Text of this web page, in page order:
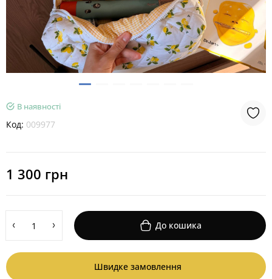
В наявності
Код: 009977
1 300 грн
До кошика
Швидке замовлення